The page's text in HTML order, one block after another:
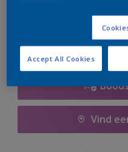
Op dit moment is het
te bestellen. Bezoek je
de knop hieronder.
Vind
Accept All Cookies